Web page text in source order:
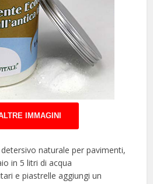
IMMAGINI
naturale per pavimenti,
in 5 litri di acqua
e piastrelle aggiungi un